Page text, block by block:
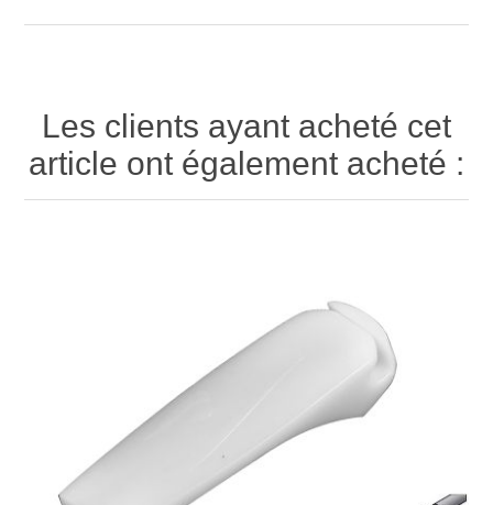
Les clients ayant acheté cet
article ont également acheté :